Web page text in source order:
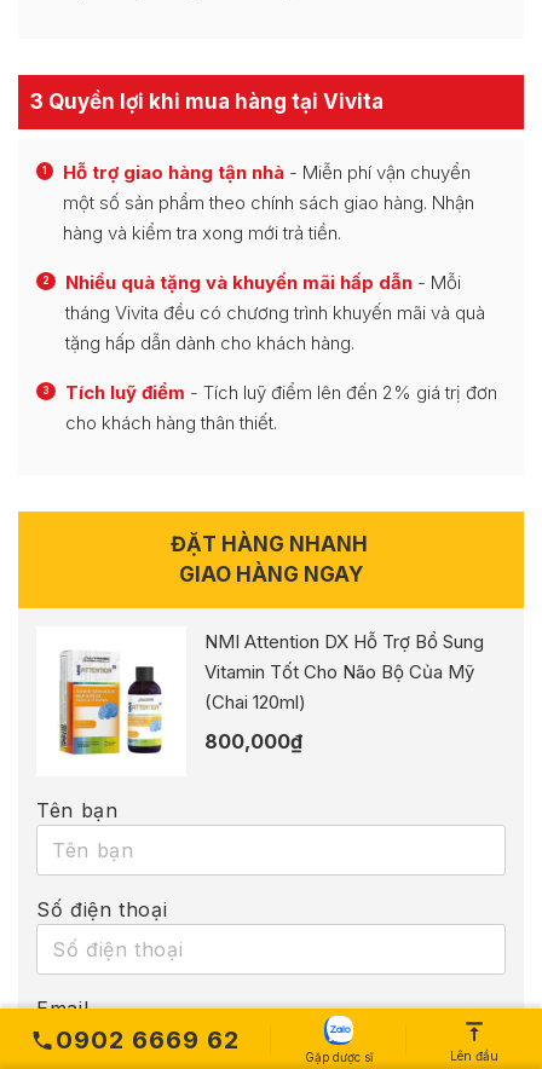
3 Quyền lợi khi mua hàng tại Vivita
1 Hỗ trợ giao hàng tận nhà - Miễn phí vận chuyển
một số sản phẩm theo chính sách giao hàng. Nhận
hàng và kiểm tra xong mới trả tiền.
2 Nhiều quà tặng và khuyến mãi hấp dẫn - Mỗi
tháng Vivita đều có chương trình khuyến mãi và quà
tặng hấp dẫn dành cho khách hàng.
3 Tích luỹ điểm - Tích luỹ điểm lên đến 2% giá trị đơn
cho khách hàng thân thiết.
ĐẶT HÀNG NHANH
GIAO HÀNG NGAY
NMI Attention DX Hỗ Trợ Bổ Sung
Vitamin Tốt Cho Não Bộ Của Mỹ
(Chai 120ml)
800,000₫
Tên bạn
Số điện thoại
Email
0902 6669 62
Gặp dược sĩ Lên đầu